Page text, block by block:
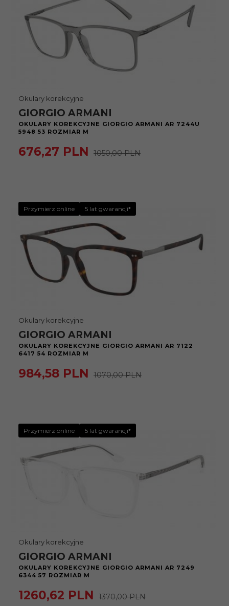
Okulary korekcyjne
GIORGIO ARMANI
OKULARY KOREKCYJNE GIORGIO ARMANI AR 7244U
5948 53 ROZMIAR M
676,27 PLN 1050,00 PLN
Przymierz online 5 lat gwarancji*
Okulary korekcyjne
GIORGIO ARMANI
OKULARY KOREKCYJNE GIORGIO ARMANI AR 7122
6417 54 ROZMIAR M
984,58 PLN 1070,00 PLN
Przymierz online 5 lat gwarancji*
Okulary korekcyjne
GIORGIO ARMANI
OKULARY KOREKCYJNE GIORGIO ARMANI AR 7249
6344 57 ROZMIAR M
1260,62 PLN 1370,00 PLN